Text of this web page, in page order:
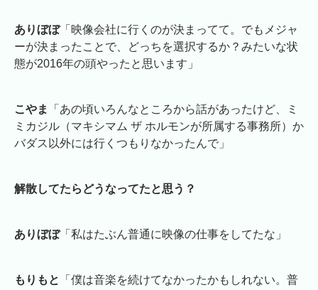
ありぼぼ「映像会社に行くのが決まってて。でもメジャ
ーが決まったことで、どっちを選択するか？みたいな状
態が2016年の頭やったと思います」
こやま
「あの頃いろんなところから話があったけど、ミ
ミカジル（マキシマム ザ ホルモンが所属する事務所）か
バダス以外には行くつもりなかったんで」
解散してたらどうなってたと思う？
ありぼぼ「私はたぶん普通に映像の仕事をしてたな」
もりもと
「僕は音楽を続けてなかったかもしれない。普